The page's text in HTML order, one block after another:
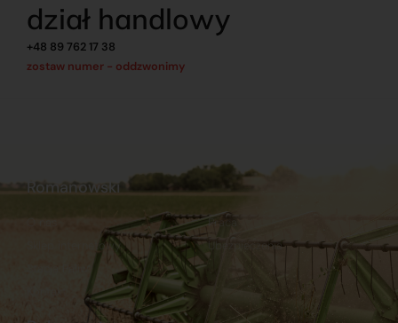
dział handlowy
+48 89 762 17 38
zostaw numer - oddzwonimy
Romanowski
Sklep internetowy
Praca
Ubezpieczenia